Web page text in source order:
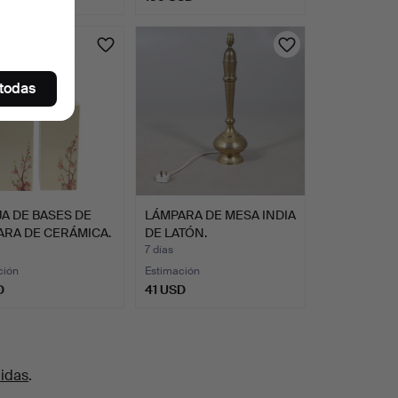
DE BASES DE
DE CERÁMICA.
LÁMPARA DE MESA INDIA
DE LATÓN.
7 días
Estimación
41 USD
.